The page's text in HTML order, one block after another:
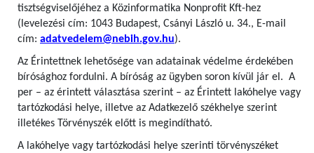
tisztségviselőjéhez a Közinformatika Nonprofit Kft-hez
(levelezési cím: 1043 Budapest, Csányi László u. 34., E-mail
cím: adatvedelem@nebih.gov.hu).
Az Érintettnek lehetősége van adatainak védelme érdekében
bírósághoz fordulni. A bíróság az ügyben soron kívül jár el. A
per – az érintett választása szerint – az Érintett lakóhelye vagy
tartózkodási helye, illetve az Adatkezelő székhelye szerint
illetékes Törvényszék előtt is megindítható.
A lakóhelye vagy tartózkodási helye szerinti törvényszéket